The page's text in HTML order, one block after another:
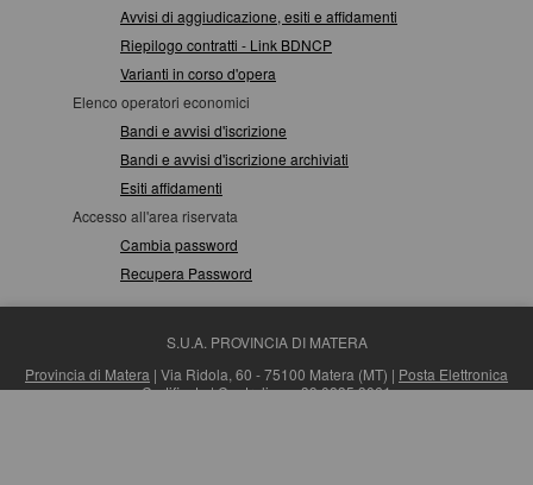
Avvisi di aggiudicazione, esiti e affidamenti
Riepilogo contratti - Link BDNCP
Varianti in corso d'opera
Elenco operatori economici
Bandi e avvisi d'iscrizione
Bandi e avvisi d'iscrizione archiviati
Esiti affidamenti
Accesso all'area riservata
Cambia password
Recupera Password
S.U.A. PROVINCIA DI MATERA
Provincia di Matera | Via Ridola, 60 - 75100 Matera (MT) | Posta Elettronica
Certificata| Centralino: +39 0835 3061